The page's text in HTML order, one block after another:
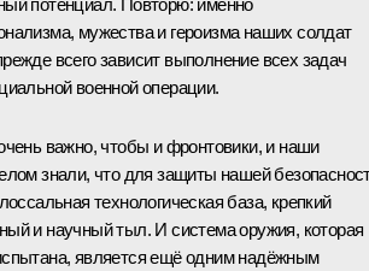
мужества и героизма наших солдат
всего зависит выполнение всех задач
военной операции.
важно, чтобы и фронтовики, и наши
знали, что для защиты нашей
технологическая база, крепкий
и научный тыл. И система оружия, которая
является ещё одним надёжным